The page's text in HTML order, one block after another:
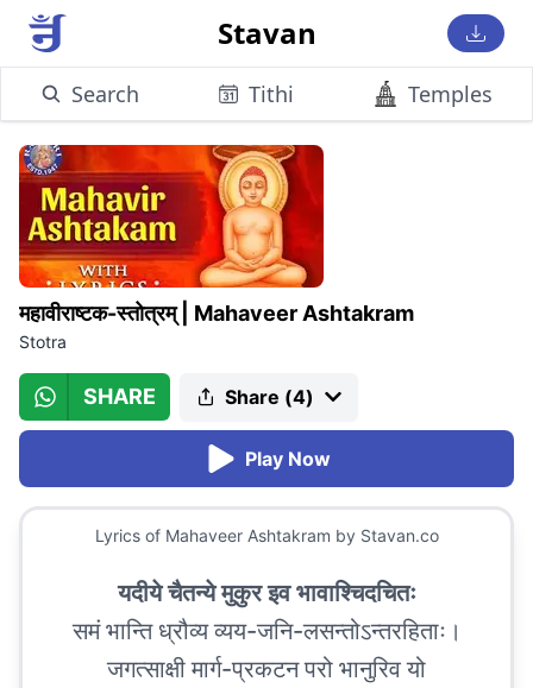
Stavan
Search Tithi Temples
महावीराष्टक-स्तोत्रम्| Mahaveer Ashtakram
Stotra
SHARE Share (4)
Play Now
Lyrics of Mahaveer Ashtakram by Stavan.co
यदीये चैतन्ये मुकुर इव भावाश्चिदचितः
समं भान्ति ध्रौव्य व्यय-जनि-लसन्तोऽन्तरहिताः।
जगत्साक्षी मार्ग-प्रकटन परो भानुरिव यो